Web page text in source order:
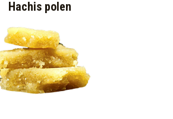
Hachis polen